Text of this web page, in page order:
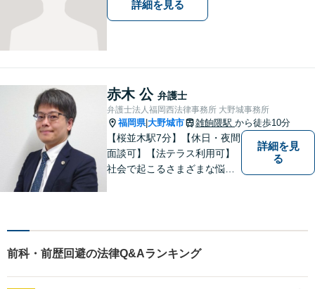
詳細を見る
赤木 公 弁護士
弁護士法人福岡西法律事務所 大野城事務所
福岡県|大野城市 雑餉隈駅 から徒歩10分
【桜並木駅7分】【休日・夜間
面談可】【法テラス利用可】
社会で起こるさまざまな悩み
す。 困りごとやご相談があり
ましたら、どうぞお気軽にお
声がけください。
詳細を見
る
前科・前歴回避の法律Q&Aランキング